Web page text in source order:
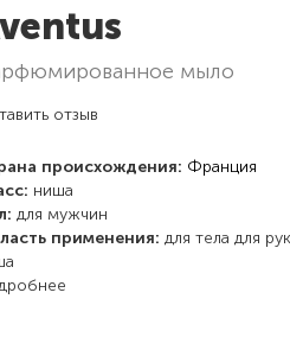
мыло
отзыв
происхождения: Франция
ниша
для мужчин
применения: для теладля